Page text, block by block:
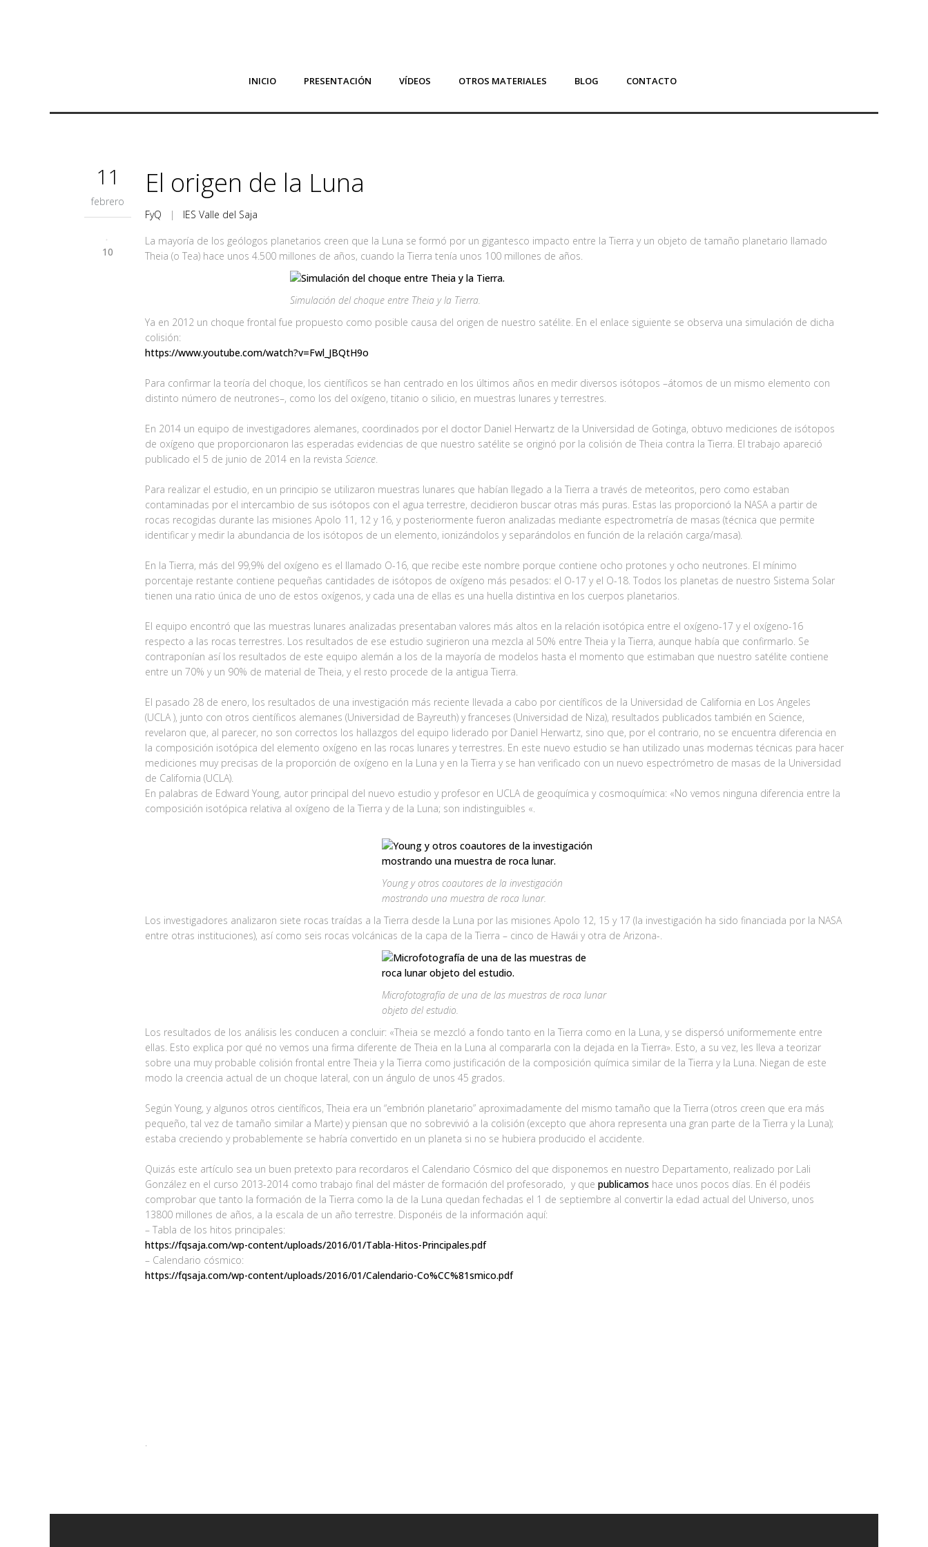
INICIO PRESENTACIÓN VÍDEOS OTROS MATERIALES BLOG CONTACTO
11
febrero
10
El origen de la Luna
FyQ | IES Valle del Saja
La mayoría de los geólogos planetarios creen que la Luna se formó por un gigantesco impacto entre la Tierra y un objeto de tamaño planetario llamado
Theia (o Tea) hace unos 4.500 millones de años, cuando la Tierra tenía unos 100 millones de años.
Simulación del choque entre Theia y la Tierra.
Ya en 2012 un choque frontal fue propuesto como posible causa del origen de nuestro satélite. En el enlace siguiente se observa una simulación de dicha
colisión:
https://www.youtube.com/watch?v=Fwl_JBQtH9o
Para confirmar la teoría del choque, los científicos se han centrado en los últimos años en medir diversos isótopos –átomos de un mismo elemento con
distinto número de neutrones–, como los del oxígeno, titanio o silicio, en muestras lunares y terrestres.
En 2014 un equipo de investigadores alemanes, coordinados por el doctor Daniel Herwartz de la Universidad de Gotinga, obtuvo mediciones de isótopos
de oxígeno que proporcionaron las esperadas evidencias de que nuestro satélite se originó por la colisión de Theia contra la Tierra. El trabajo apareció
publicado el 5 de junio de 2014 en la revista Science.
Para realizar el estudio, en un principio se utilizaron muestras lunares que habían llegado a la Tierra a través de meteoritos, pero como estaban
contaminadas por el intercambio de sus isótopos con el agua terrestre, decidieron buscar otras más puras. Estas las proporcionó la NASA a partir de
rocas recogidas durante las misiones Apolo 11, 12 y 16, y posteriormente fueron analizadas mediante espectrometría de masas (técnica que permite
identificar y medir la abundancia de los isótopos de un elemento, ionizándolos y separándolos en función de la relación carga/masa).
En la Tierra, más del 99,9% del oxígeno es el llamado O-16, que recibe este nombre porque contiene ocho protones y ocho neutrones. El mínimo
porcentaje restante contiene pequeñas cantidades de isótopos de oxígeno más pesados: el O-17 y el O-18. Todos los planetas de nuestro Sistema Solar
tienen una ratio única de uno de estos oxígenos, y cada una de ellas es una huella distintiva en los cuerpos planetarios.
El equipo encontró que las muestras lunares analizadas presentaban valores más altos en la relación isotópica entre el oxígeno-17 y el oxígeno-16
respecto a las rocas terrestres. Los resultados de ese estudio sugirieron una mezcla al 50% entre Theia y la Tierra, aunque había que confirmarlo. Se
contraponían así los resultados de este equipo alemán a los de la mayoría de modelos hasta el momento que estimaban que nuestro satélite contiene
entre un 70% y un 90% de material de Theia, y el resto procede de la antigua Tierra.
El pasado 28 de enero, los resultados de una investigación más reciente llevada a cabo por científicos de la Universidad de California en Los Angeles
(UCLA ), junto con otros científicos alemanes (Universidad de Bayreuth) y franceses (Universidad de Niza), resultados publicados también en Science,
revelaron que, al parecer, no son correctos los hallazgos del equipo liderado por Daniel Herwartz, sino que, por el contrario, no se encuentra diferencia en
la composición isotópica del elemento oxígeno en las rocas lunares y terrestres. En este nuevo estudio se han utilizado unas modernas técnicas para hacer
mediciones muy precisas de la proporción de oxígeno en la Luna y en la Tierra y se han verificado con un nuevo espectrómetro de masas de la Universidad
de California (UCLA).
En palabras de Edward Young, autor principal del nuevo estudio y profesor en UCLA de geoquímica y cosmoquímica: «No vemos ninguna diferencia entre la
composición isotópica relativa al oxígeno de la Tierra y de la Luna; son indistinguibles «.
Young y otros coautores de la investigación
mostrando una muestra de roca lunar.
Los investigadores analizaron siete rocas traídas a la Tierra desde la Luna por las misiones Apolo 12, 15 y 17 (la investigación ha sido financiada por la NASA
entre otras instituciones), así como seis rocas volcánicas de la capa de la Tierra – cinco de Hawái y otra de Arizona-.
Microfotografía de una de las muestras de roca lunar
objeto del estudio.
Los resultados de los análisis les conducen a concluir: «Theia se mezcló a fondo tanto en la Tierra como en la Luna, y se dispersó uniformemente entre
ellas. Esto explica por qué no vemos una firma diferente de Theia en la Luna al compararla con la dejada en la Tierra». Esto, a su vez, les lleva a teorizar
sobre una muy probable colisión frontal entre Theia y la Tierra como justificación de la composición química similar de la Tierra y la Luna. Niegan de este
modo la creencia actual de un choque lateral, con un ángulo de unos 45 grados.
Según Young, y algunos otros científicos, Theia era un “embrión planetario” aproximadamente del mismo tamaño que la Tierra (otros creen que era más
pequeño, tal vez de tamaño similar a Marte) y piensan que no sobrevivió a la colisión (excepto que ahora representa una gran parte de la Tierra y la Luna);
estaba creciendo y probablemente se habría convertido en un planeta si no se hubiera producido el accidente.
Quizás este artículo sea un buen pretexto para recordaros el Calendario Cósmico del que disponemos en nuestro Departamento, realizado por Lali
González en el curso 2013-2014 como trabajo final del máster de formación del profesorado, y que publicamos hace unos pocos días. En él podéis
comprobar que tanto la formación de la Tierra como la de la Luna quedan fechadas el 1 de septiembre al convertir la edad actual del Universo, unos
13800 millones de años, a la escala de un año terrestre. Disponéis de la información aquí:
– Tabla de los hitos principales:
https://fqsaja.com/wp-content/uploads/2016/01/Tabla-Hitos-Principales.pdf
– Calendario cósmico:
https://fqsaja.com/wp-content/uploads/2016/01/Calendario-Co%CC%81smico.pdf
.